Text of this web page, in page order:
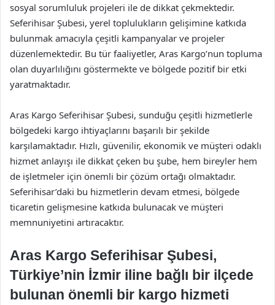
sosyal sorumluluk projeleri ile de dikkat çekmektedir.
Seferihisar Şubesi, yerel toplulukların gelişimine katkıda
bulunmak amacıyla çeşitli kampanyalar ve projeler
düzenlemektedir. Bu tür faaliyetler, Aras Kargo’nun topluma
olan duyarlılığını göstermekte ve bölgede pozitif bir etki
yaratmaktadır.
Aras Kargo Seferihisar Şubesi, sunduğu çeşitli hizmetlerle
bölgedeki kargo ihtiyaçlarını başarılı bir şekilde
karşılamaktadır. Hızlı, güvenilir, ekonomik ve müşteri odaklı
hizmet anlayışı ile dikkat çeken bu şube, hem bireyler hem
de işletmeler için önemli bir çözüm ortağı olmaktadır.
Seferihisar’daki bu hizmetlerin devam etmesi, bölgede
ticaretin gelişmesine katkıda bulunacak ve müşteri
memnuniyetini artıracaktır.
Aras Kargo Seferihisar Şubesi,
Türkiye’nin İzmir iline bağlı bir ilçede
bulunan önemli bir kargo hizmeti